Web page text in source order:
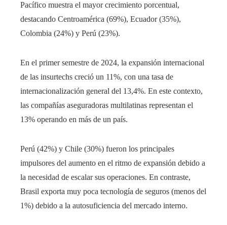
Pacífico muestra el mayor crecimiento porcentual,
destacando Centroamérica (69%), Ecuador (35%),
Colombia (24%) y Perú (23%).
En el primer semestre de 2024, la expansión internacional
de las insurtechs creció un 11%, con una tasa de
internacionalización general del 13,4%. En este contexto,
las compañías aseguradoras multilatinas representan el
13% operando en más de un país.
Perú (42%) y Chile (30%) fueron los principales
impulsores del aumento en el ritmo de expansión debido a
la necesidad de escalar sus operaciones. En contraste,
Brasil exporta muy poca tecnología de seguros (menos del
1%) debido a la autosuficiencia del mercado interno.